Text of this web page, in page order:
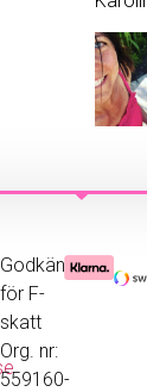
Godkänd
för F-
skatt
Org. nr:
559160-